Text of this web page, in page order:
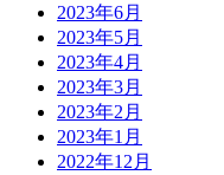
2023年6月
2023年5月
2023年4月
2023年3月
2023年2月
2023年1月
2022年12月